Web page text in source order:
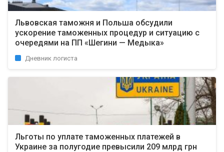
Львовская таможня и Польша обсудили
ускорение таможенных процедур и ситуацию с
очередями на ПП «Шегини — Медыка»
Дневник логиста
Льготы по уплате таможенных платежей в
Украине за полугодие превысили 209 млрд грн